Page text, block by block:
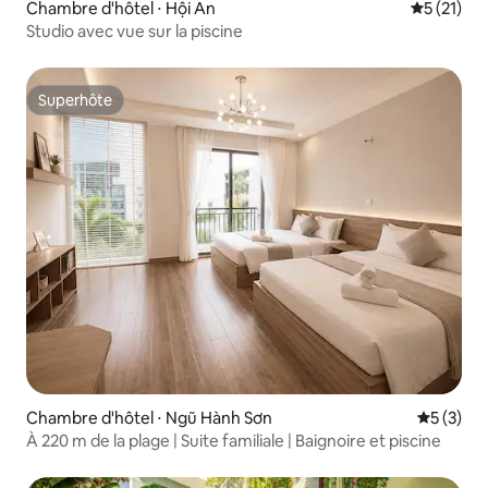
Chambre d'hôtel ⋅ Hội An
5 (21)
Studio avec vue sur la piscine
Superhôte
Superhôte
Chambre d'hôtel ⋅ Ngũ Hành Sơn
5 (3)
À 220 m de la plage | Suite familiale | Baignoire et piscine